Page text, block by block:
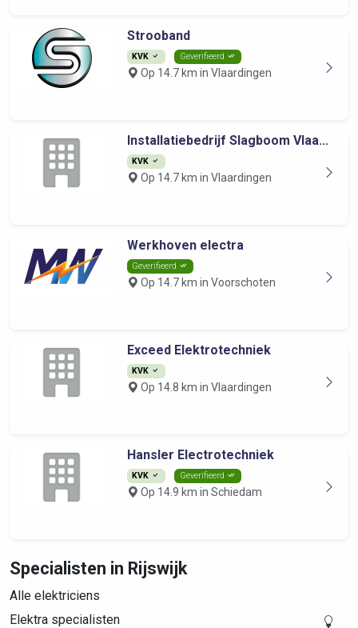
Strooband
KVK Geverifieerd
Op 14.7 km in Vlaardingen
Installatiebedrijf Slagboom Vlaa...
KVK
Op 14.7 km in Vlaardingen
Werkhoven electra
Geverifieerd
Op 14.7 km in Voorschoten
Exceed Elektrotechniek
KVK
Op 14.8 km in Vlaardingen
Hansler Electrotechniek
KVK Geverifieerd
Op 14.9 km in Schiedam
Specialisten in Rijswijk
Alle elektriciens
Elektra specialisten